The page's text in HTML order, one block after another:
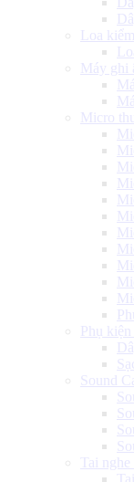
Loa
Máy ghi
Micro
Phụ kiện
Sound
Tai